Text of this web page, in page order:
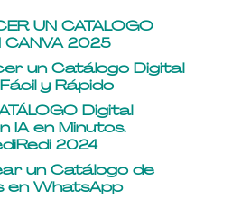
UN CATALOGO
CANVA 2025
un Catálogo Digital
y Rápido
Digital
IA en Minutos.
2024
un Catálogo de
en WhatsApp